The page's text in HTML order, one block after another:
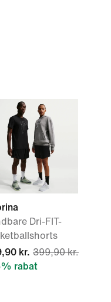
Dri-FIT-
kr. 399,90 kr.
rabat